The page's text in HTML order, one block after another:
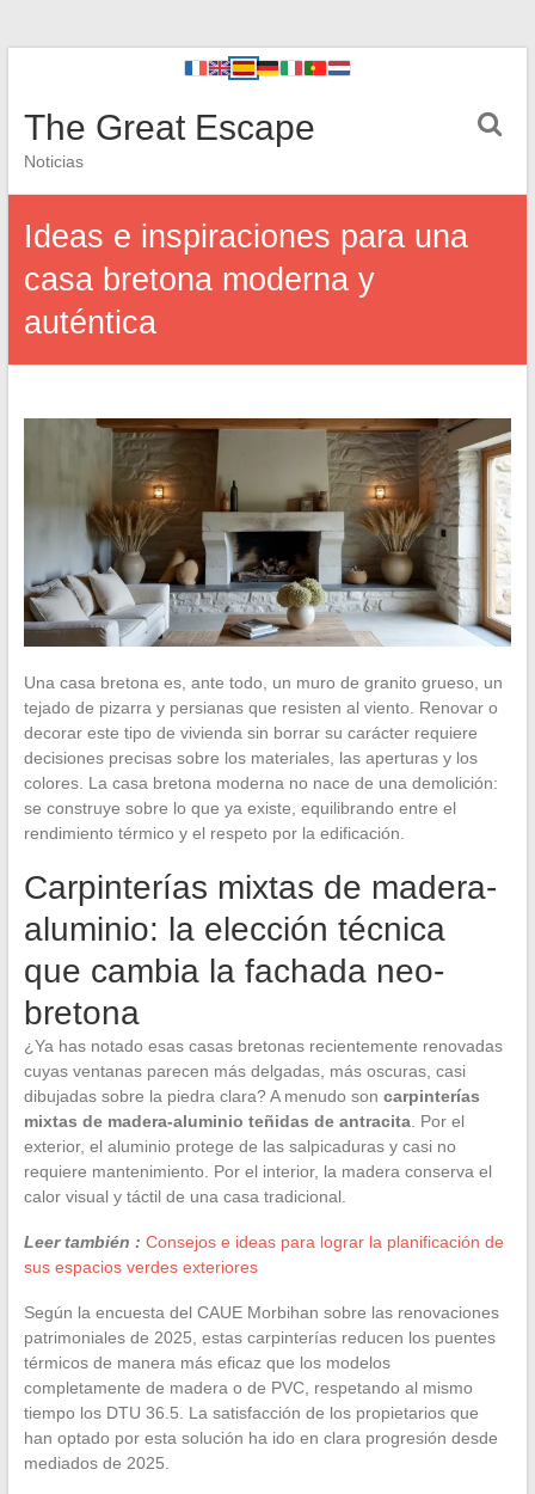
The Great Escape
Noticias
Ideas e inspiraciones para una
casa bretona moderna y
auténtica
Una casa bretona es, ante todo, un muro de granito grueso, un
tejado de pizarra y persianas que resisten al viento. Renovar o
decorar este tipo de vivienda sin borrar su carácter requiere
decisiones precisas sobre los materiales, las aperturas y los
colores. La casa bretona moderna no nace de una demolición:
se construye sobre lo que ya existe, equilibrando entre el
rendimiento térmico y el respeto por la edificación.
Carpinterías mixtas de madera-
aluminio: la elección técnica
que cambia la fachada neo-
bretona
¿Ya has notado esas casas bretonas recientemente renovadas
cuyas ventanas parecen más delgadas, más oscuras, casi
dibujadas sobre la piedra clara? A menudo son carpinterías
mixtas de madera-aluminio teñidas de antracita. Por el
exterior, el aluminio protege de las salpicaduras y casi no
requiere mantenimiento. Por el interior, la madera conserva el
calor visual y táctil de una casa tradicional.
Leer también : Consejos e ideas para lograr la planificación de
sus espacios verdes exteriores
Según la encuesta del CAUE Morbihan sobre las renovaciones
patrimoniales de 2025, estas carpinterías reducen los puentes
térmicos de manera más eficaz que los modelos
completamente de madera o de PVC, respetando al mismo
tiempo los DTU 36.5. La satisfacción de los propietarios que
han optado por esta solución ha ido en clara progresión desde
mediados de 2025.